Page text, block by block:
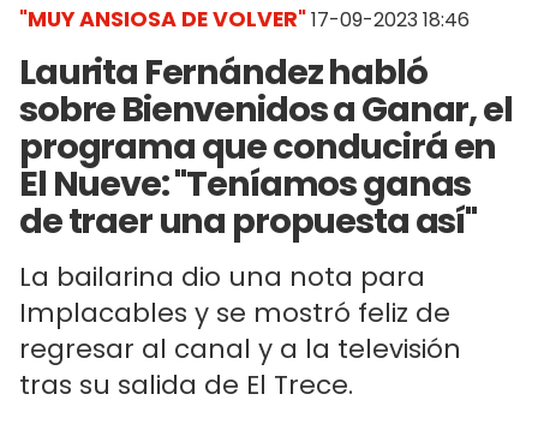
"MUY ANSIOSA DE VOLVER"17-09-2023 18:46
Laurita Fernández habló
sobre Bienvenidos a Ganar, el
programa que conducirá en
El Nueve: "Teníamos ganas
de traer una propuesta así"
La bailarina dio una nota para
Implacables y se mostró feliz de
regresar al canal y a la televisión
tras su salida de El Trece.